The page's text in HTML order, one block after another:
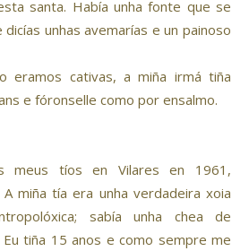
santa. Había unha fonte que se
unhas avemarías e un painoso
eramos cativas, a miña irmá tiña
e fóronselle como por ensalmo.
meus tíos en Vilares en 1961,
miña tía era unha verdadeira xoia
sabía unha chea de
tiña 15 anos e como sempre me